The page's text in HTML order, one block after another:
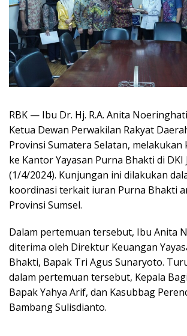
RBK — Ibu Dr. Hj. R.A. Anita
Ketua Dewan Perwakilan Rakyat
Provinsi Sumatera Selatan,
ke Kantor Yayasan Purna Bhakti di DKI
(1/4/2024). Kunjungan ini dilakukan
koordinasi terkait iuran Purna Bhakti
Provinsi Sumsel.
Dalam pertemuan tersebut, Ibu Anita
diterima oleh Direktur Keuangan
Bhakti, Bapak Tri Agus Sunaryoto.
dalam pertemuan tersebut, Kepala
Bapak Yahya Arif, dan Kasubbag
Bambang Sulisdianto.